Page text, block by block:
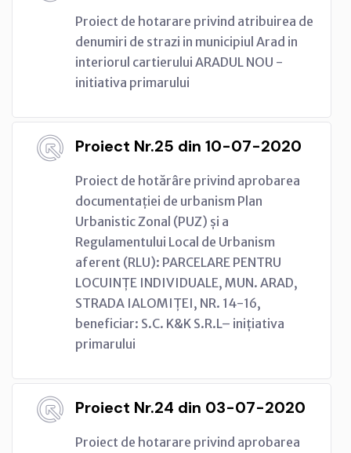
Proiect de hotarare privind atribuirea de
denumiri de strazi in municipiul Arad in
interiorul cartierului ARADUL NOU -
initiativa primarului
Proiect Nr.25 din 10-07-2020
Proiect de hotărâre privind aprobarea
documentației de urbanism Plan
Urbanistic Zonal (PUZ) și a
Regulamentului Local de Urbanism
aferent (RLU): PARCELARE PENTRU
LOCUINȚE INDIVIDUALE, MUN. ARAD,
STRADA IALOMIȚEI, NR. 14-16,
beneficiar: S.C. K&K S.R.L– inițiativa
primarului
Proiect Nr.24 din 03-07-2020
Proiect de hotarare privind aprobarea